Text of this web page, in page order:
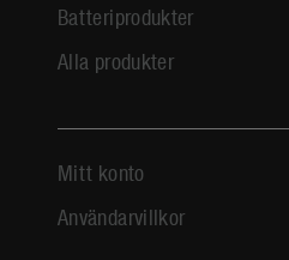
Batteriprodukter
Alla produkter
Mitt konto
Användarvillkor